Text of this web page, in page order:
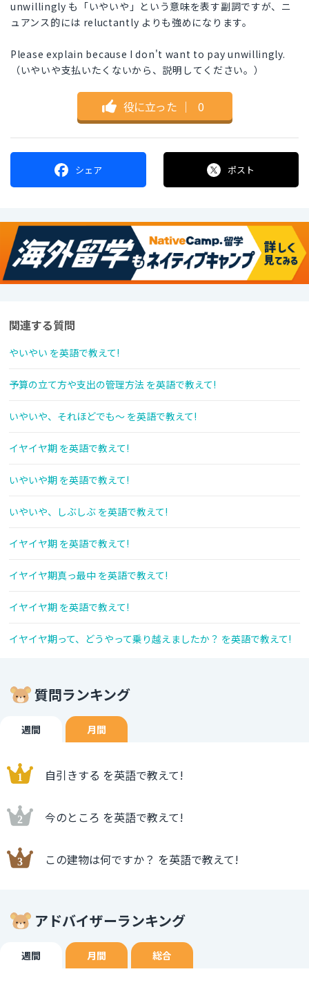
unwillingly も「いやいや」という意味を表す副詞ですが、ニ
ュアンス的には reluctantly よりも強めになります。
Please explain because I don't want to pay unwillingly.
（いやいや支払いたくないから、説明してください。）
役に立った ｜ 0
シェア ポスト
関連する質問
やいやい を英語で教えて!
予算の立て方や支出の管理方法 を英語で教えて!
いやいや、それほどでも〜 を英語で教えて!
イヤイヤ期 を英語で教えて!
いやいや期 を英語で教えて!
いやいや、しぶしぶ を英語で教えて!
イヤイヤ期 を英語で教えて!
イヤイヤ期真っ最中 を英語で教えて!
イヤイヤ期 を英語で教えて!
イヤイヤ期って、どうやって乗り越えましたか？ を英語で教えて!
質問ランキング
週間 月間
自引きする を英語で教えて!
今のところ を英語で教えて!
この建物は何ですか？ を英語で教えて!
アドバイザーランキング
週間 月間 総合